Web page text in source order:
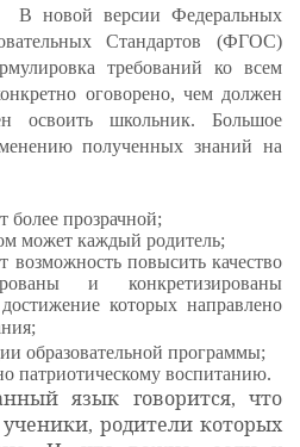
В новой версии Федеральных
Стандартов (ФГОС)
требований ко всем
оговорено, чем должен
освоить школьник. Большое
полученных знаний на
более прозрачной;
может каждый родитель;
возможность повысить качество
и конкретизированы
которых направлено
образовательной программы;
патриотическому воспитанию.
язык говорится,что
ученики, родители которых